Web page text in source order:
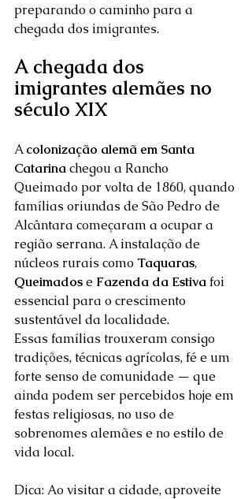
preparando o caminho para a
chegada dos imigrantes.
A chegada dos
imigrantes alemães no
século XIX
A colonização alemã em Santa
Catarina chegou a Rancho
Queimado por volta de 1860, quando
famílias oriundas de São Pedro de
Alcântara começaram a ocupar a
região serrana. A instalação de
núcleos rurais como Taquaras,
Queimados e Fazenda da Estiva foi
essencial para o crescimento
sustentável da localidade.
Essas famílias trouxeram consigo
tradições, técnicas agrícolas, fé e um
forte senso de comunidade — que
ainda podem ser percebidos hoje em
festas religiosas, no uso de
sobrenomes alemães e no estilo de
vida local.
Dica: Ao visitar a cidade, aproveite